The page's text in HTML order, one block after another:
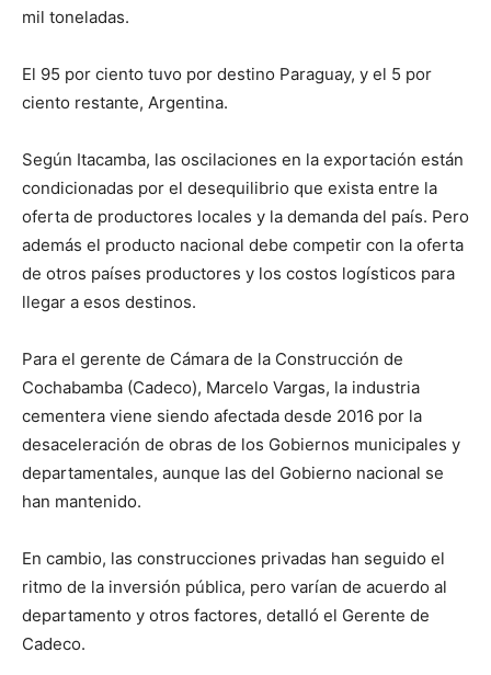
mil toneladas.
El 95 por ciento tuvo por destino Paraguay, y el 5 por
ciento restante, Argentina.
Según Itacamba, las oscilaciones en la exportación están
condicionadas por el desequilibrio que exista entre la
oferta de productores locales y la demanda del país. Pero
además el producto nacional debe competir con la oferta
de otros países productores y los costos logísticos para
llegar a esos destinos.
Para el gerente de Cámara de la Construcción de
Cochabamba (Cadeco), Marcelo Vargas, la industria
cementera viene siendo afectada desde 2016 por la
desaceleración de obras de los Gobiernos municipales y
departamentales, aunque las del Gobierno nacional se
han mantenido.
En cambio, las construcciones privadas han seguido el
ritmo de la inversión pública, pero varían de acuerdo al
departamento y otros factores, detalló el Gerente de
Cadeco.